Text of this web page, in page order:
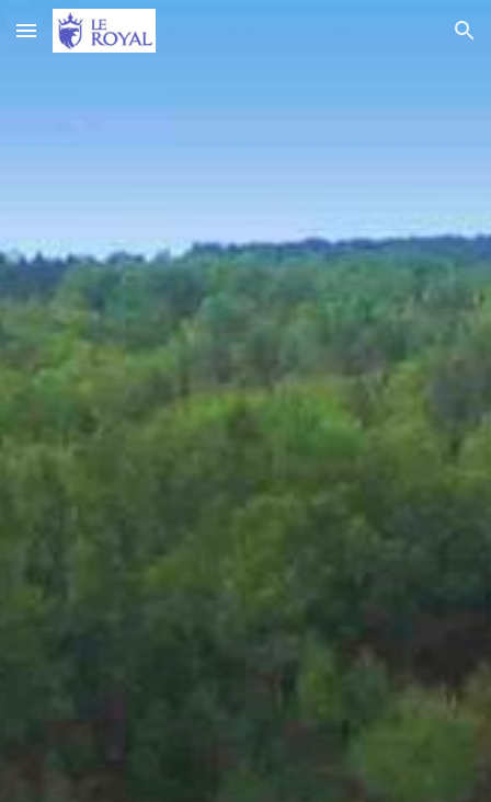
Skip to main content Skip to navigation